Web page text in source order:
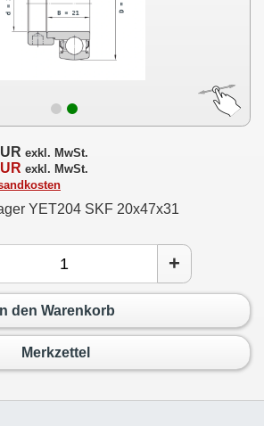
exkl. MwSt.
exkl. MwSt.
YET204 SKF 20x47x31
+
In den Warenkorb
Merkzettel